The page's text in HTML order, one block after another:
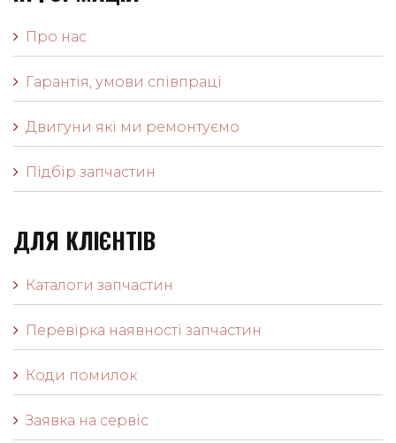
Про нас
Гарантія, умови співпраці
Двигуни які ми ремонтуємо
Підбір запчастин
ДЛЯ КЛІЄНТІВ
Каталоги запчастин
Перевірка наявності запчастин
Коди помилок
Заявка на сервіс